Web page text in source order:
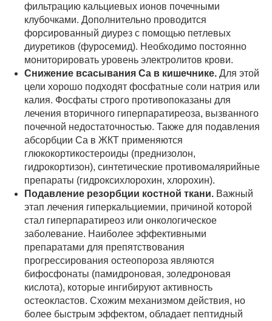
фильтрацию кальциевых ионов почечными
клубочками. Дополнительно проводится
форсированный диурез с помощью петлевых
диуретиков (фуросемид). Необходимо постоянно
мониторировать уровень электролитов крови.
Снижение всасывания Ca в кишечнике. Для этой
цели хорошо подходят фосфатные соли натрия или
калия. Фосфаты строго противопоказаны для
лечения вторичного гиперпаратиреоза, вызванного
почечной недостаточностью. Также для подавления
абсорбции Ca в ЖКТ применяются
глюкокортикостероиды (преднизолон,
гидрокортизон), синтетические противомалярийные
препараты (гидроксихлорохин, хлорохин).
Подавление резорбции костной ткани. Важный
этап лечения гиперкальциемии, причиной которой
стал гиперпаратиреоз или онкологическое
заболевание. Наиболее эффективными
препаратами для препятствования
прогрессирования остеопороза являются
бифосфонаты (памидроновая, золедроновая
кислота), которые ингибируют активность
остеокластов. Схожим механизмом действия, но
более быстрым эффектом, обладает пептидный